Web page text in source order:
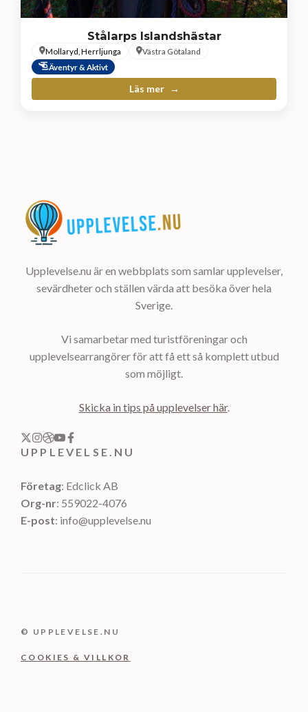
Stålarps Islandshästar
Mollaryd, Herrljunga
Västra Götaland
Äventyr & Aktivt
Läs mer
Upplevelse.nu är en webbplats som samlar upplevelser,
sevärdheter och ställen värda att besöka över hela
Sverige.
Vi samarbetar med turistföreningar och
upplevelsearrangörer för att få ett så komplett utbud
som möjligt.
Skicka in tips på upplevelser här.
UPPLEVELSE.NU
Företag: Edclick AB
Org-nr: 559022-4076
E-post: info@upplevelse.nu
© UPPLEVELSE.NU
COOKIES & VILLKOR